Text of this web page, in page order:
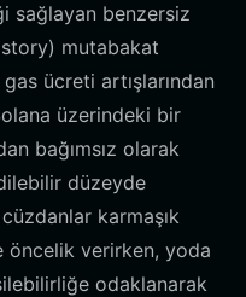
sağlayan benzersiz
mutabakat
ücreti artışlarından
üzerindeki bir
bağımsız olarak
düzeyde
cüzdanlar karmaşık
öncelik verirken, yoda
odaklanarak